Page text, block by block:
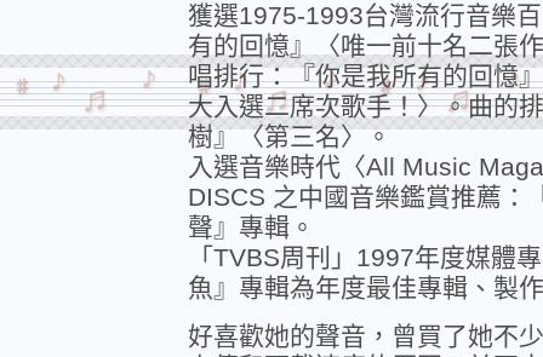
獲選1975-1993台灣流行音樂
有的回憶』〈唯一前十名二張
唱排行：『你是我所有的回憶
大入選二席次歌手！〉。曲的
樹』〈第三名〉。
入選音樂時代〈All Music
DISCS 之中國音樂鑑賞推薦
聲』專輯。
「TVBS周刊」1997年度媒體
魚』專輯為年度最佳專輯、製
好喜歡她的聲音，曾買了她不